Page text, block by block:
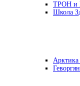
ТРОН и
Школа